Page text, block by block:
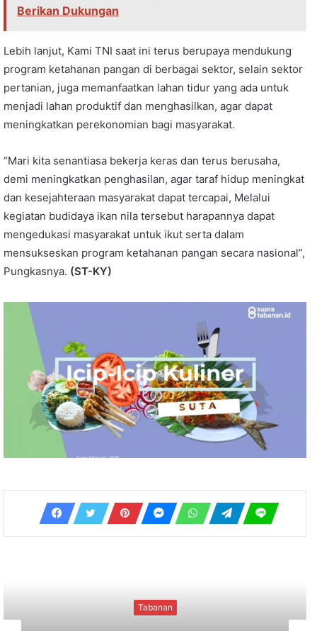
Berikan Dukungan
Lebih lanjut, Kami TNI saat ini terus berupaya mendukung
program ketahanan pangan di berbagai sektor, selain sektor
pertanian, juga memanfaatkan lahan tidur yang ada untuk
menjadi lahan produktif dan menghasilkan, agar dapat
meningkatkan perekonomian bagi masyarakat.
“Mari kita senantiasa bekerja keras dan terus berusaha,
demi meningkatkan penghasilan, agar taraf hidup meningkat
dan kesejahteraan masyarakat dapat tercapai, Melalui
kegiatan budidaya ikan nila tersebut harapannya dapat
mengedukasi masyarakat untuk ikut serta dalam
mensukseskan program ketahanan pangan secara nasional”,
Pungkasnya. (ST-KY)
Tabanan